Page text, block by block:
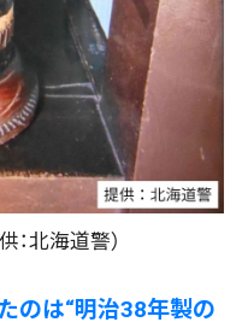
：北海道警）
のは“明治38年製の